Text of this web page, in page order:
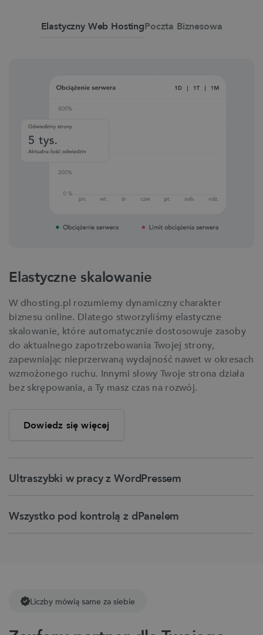
Elastyczny Web HostingPoczta Biznesowa
Elastyczne skalowanie
W dhosting.pl rozumiemy dynamiczny charakter
biznesu online. Dlatego stworzyliśmy elastyczne
skalowanie, które automatycznie dostosowuje zasoby
do aktualnego zapotrzebowania Twojej strony,
zapewniając nieprzerwaną wydajność nawet w okresach
wzmożonego ruchu. Innymi słowy Twoje strona działa
bez skrępowania, a Ty masz czas na rozwój.
Dowiedz się więcej
Ultraszybki w pracy z WordPressem
Wszystko pod kontrolą z dPanelem
Liczby mówią same za siebie